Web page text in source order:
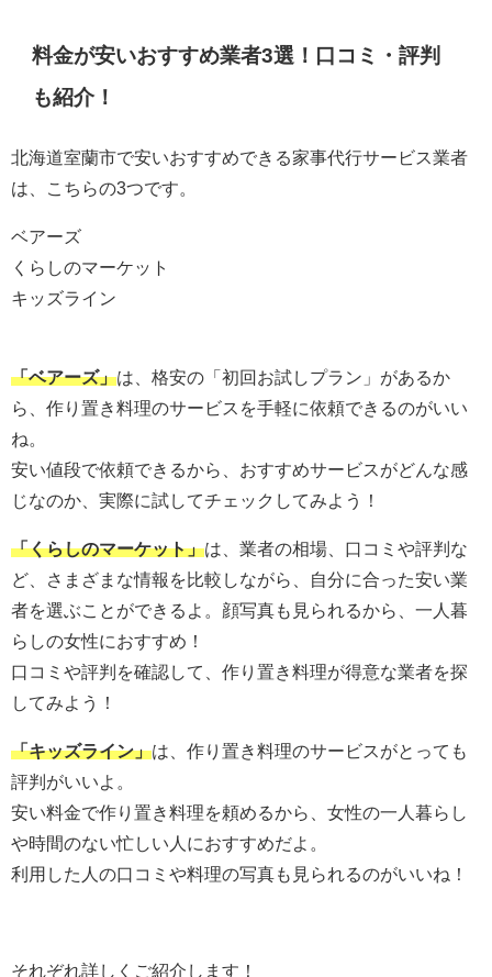
料金が安いおすすめ業者3選！口コミ・評判
も紹介！
北海道室蘭市で安いおすすめできる家事代行サービス業者
は、こちらの3つです。
ベアーズ
くらしのマーケット
キッズライン
「ベアーズ」は、格安の「初回お試しプラン」があるか
ら、作り置き料理のサービスを手軽に依頼できるのがいい
ね。
安い値段で依頼できるから、おすすめサービスがどんな感
じなのか、実際に試してチェックしてみよう！
「くらしのマーケット」は、業者の相場、口コミや評判な
ど、さまざまな情報を比較しながら、自分に合った安い業
者を選ぶことができるよ。顔写真も見られるから、一人暮
らしの女性におすすめ！
口コミや評判を確認して、作り置き料理が得意な業者を探
してみよう！
「キッズライン」は、作り置き料理のサービスがとっても
評判がいいよ。
安い料金で作り置き料理を頼めるから、女性の一人暮らし
や時間のない忙しい人におすすめだよ。
利用した人の口コミや料理の写真も見られるのがいいね！
それぞれ詳しくご紹介します！